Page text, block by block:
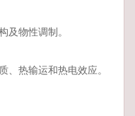
及物性调制。
、热输运和热电效应。